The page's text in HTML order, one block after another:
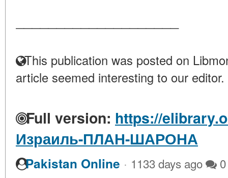
This publication was posted on
article seemed interesting to our editor.
Full version: https://
Израиль-ПЛАН-ШАРОНА
Pakistan Online · 1133 days ago 0